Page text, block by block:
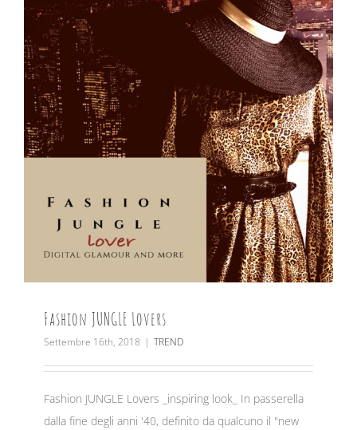
Fashion JUNGLE Lovers
Settembre 16th, 2018 | TREND
Fashion JUNGLE Lovers _inspiring look_ In passerella
dalla fine degli anni '40, definito da qualcuno il "new